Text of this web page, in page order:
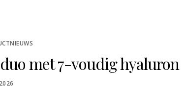
met 7-voudig hyaluron